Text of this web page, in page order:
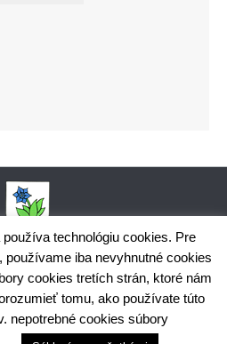
č. 102, 018 15 Prečín,
www.bodina.eu
Slovensko, a.s., IBAN: SK25 5600 0000
9178 8001
Ochrana osobných údajov
technológiu cookies. Pre
iba nevyhnutné cookies
cookies tretích strán, ktoré nám
tomu, ako používate túto
nepotrebné cookies súbory